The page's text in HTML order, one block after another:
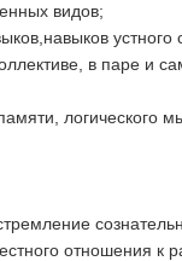
видов;
устного
в паре и
логического
отношения